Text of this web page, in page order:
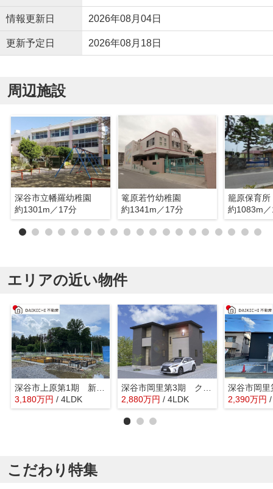
情報更新日 2026年08月04日
更新予定日 2026年08月18日
周辺施設
深谷市立幡羅幼稚園
約1301m／17分
篭原若竹幼稚園
約1341m／17分
籠原保育所
約1083m
エリアの近い物件
深谷市上原第1期 新築戸建 全2棟 2号棟
3,180万円 / 4LDK
2,880万円 / 4LDK 2,390万円
こだわり特集